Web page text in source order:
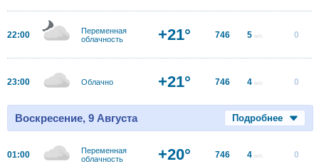
22:00
Переменная
облачность
+21° 746 5 м/с 0
23:00 Облачно +21° 746 4 м/с 0
Воскресение, 9 Августа Подробнее
01:00
Переменная
облачность
+20° 746 4 м/с 0